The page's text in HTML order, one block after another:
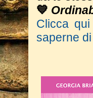
💙
Clicca
saperne